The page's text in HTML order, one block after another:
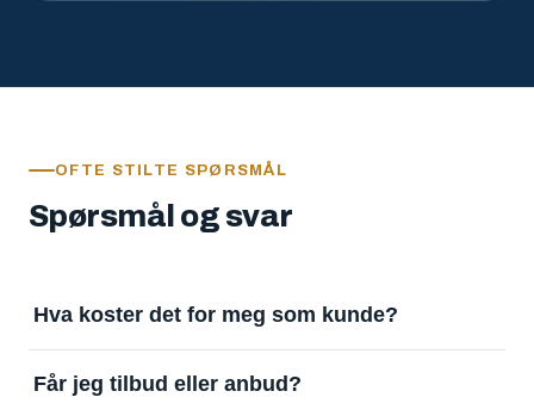
OFTE STILTE SPØRSMÅL
Spørsmål og svar
Hva koster det for meg som kunde?
å motta svar. Tjenesten finansieres av
Får jeg tilbud eller anbud?